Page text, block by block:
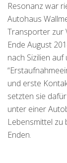
Resonanz war
Autohaus
Transporter zur
Ende August
nach Sizilien
und erste
setzten sie
unter einer
Lebensmittel zu
Enden.